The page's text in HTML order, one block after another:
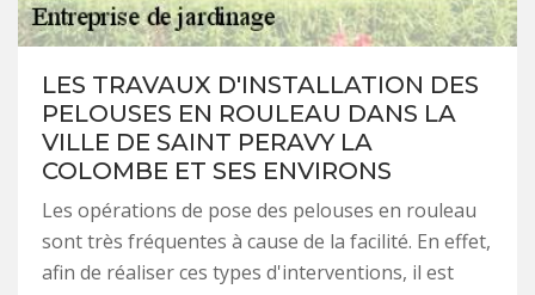
LES TRAVAUX D'INSTALLATION DES
PELOUSES EN ROULEAU DANS LA
VILLE DE SAINT PERAVY LA
COLOMBE ET SES ENVIRONS
Les opérations de pose des pelouses en rouleau
sont très fréquentes à cause de la facilité. En effet,
afin de réaliser ces types d'interventions, il est